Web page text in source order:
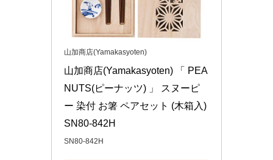
山加商店(Yamakasyoten)
山加商店(Yamakasyoten) 「 PEA
NUTS(ピーナッツ) 」 スヌーピ
ー 染付 お箸 ペアセット (木箱入)
SN80-842H
SN80-842H